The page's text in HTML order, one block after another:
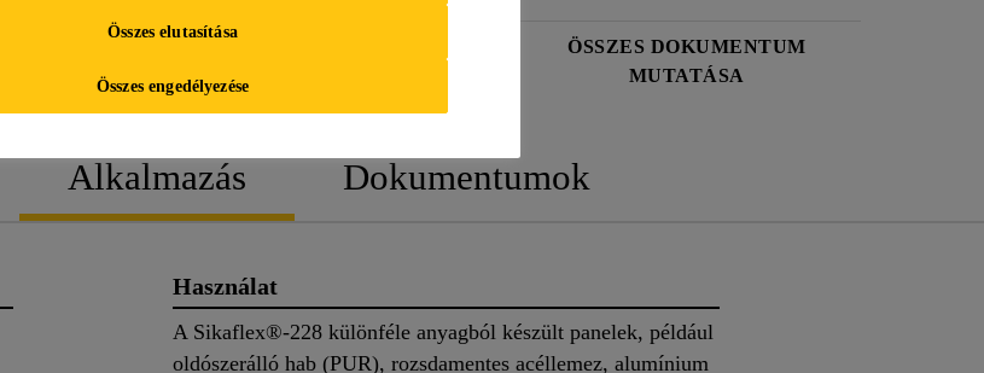
ADATLAP
ÖSSZES DOKUMENTUM
MUTATÁSA
Alkalmazás Dokumentumok
Használat
A Sikaflex®-228 különféle anyagból készült panelek, például
oldószerálló hab (PUR), rozsdamentes acéllemez, alumínium
Összes elutasítása
Összes engedélyezése